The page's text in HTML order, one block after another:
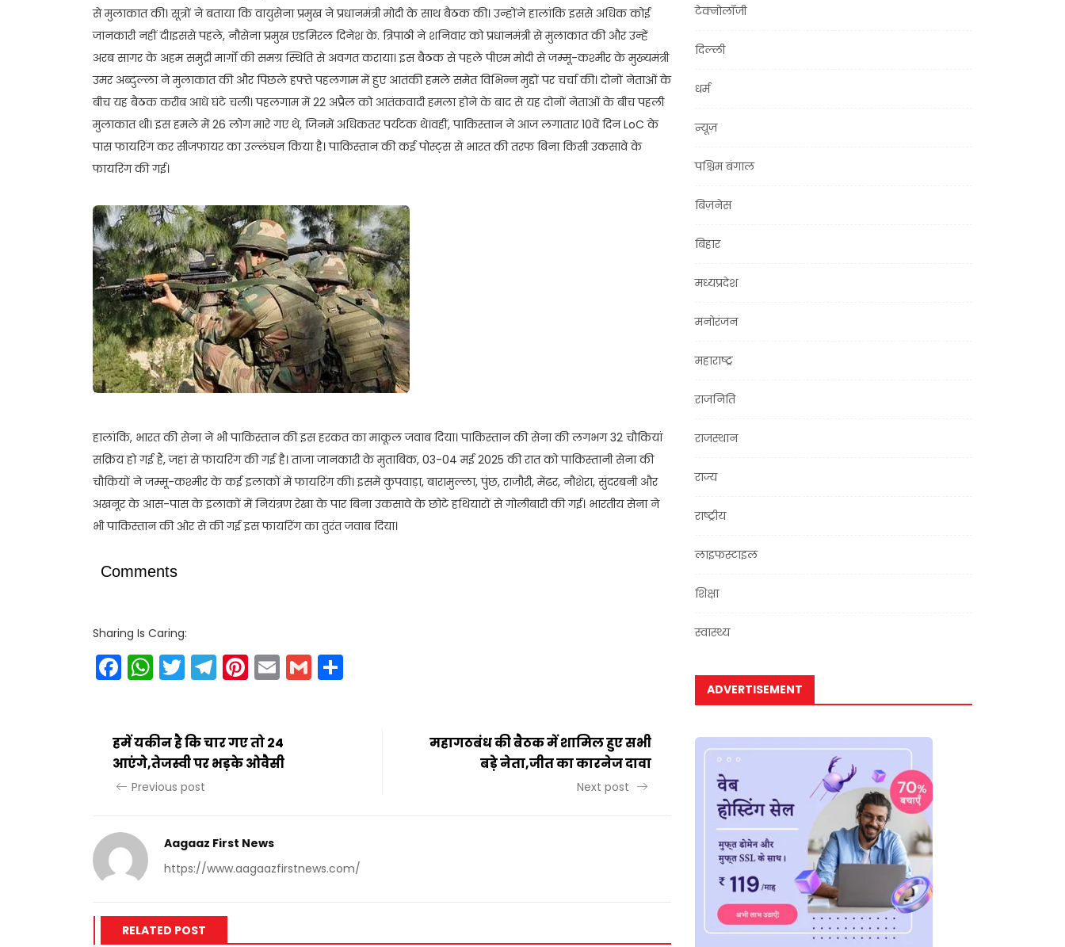
से मुलाकात की। सूत्रों ने बताया कि वायुसेना प्रमुख ने प्रधानमंत्री मोदी के साथ बैठक की। उन्होंने हालांकि इससे अधिक कोई
जानकारी नहीं दी।इससे पहले, नौसेना प्रमुख एडमिरल दिनेश के. त्रिपाठी ने शनिवार को प्रधानमंत्री से मुलाकात की और उन्हें
अरब सागर के अहम समुद्री मार्गों की समग्र स्थिति से अवगत कराया। इस बैठक से पहले पीएम मोदी से जम्मू-कश्मीर के मुख्यमंत्री
उमर अब्दुल्ला ने मुलाकात की और पिछले हफ्ते पहलगाम में हुए आतंकी हमले समेत विभिन्न मुद्दों पर चर्चा की। दोनों नेताओं के
बीच यह बैठक करीब आधे घंटे चली। पहलगाम में 22 अप्रैल को आतंकवादी हमला होने के बाद से यह दोनों नेताओं के बीच पहली
मुलाकात थी। इस हमले में 26 लोग मारे गए थे, जिनमें अधिकतर पर्यटक थे।वहीं, पाकिस्तान ने आज लगातार 10वें दिन LoC के
पास फायरिंग कर सीजफायर का उल्लंघन किया है। पाकिस्तान की कई पोस्ट्स से भारत की तरफ बिना किसी उकसावे के
फायरिंग की गई।
हालांकि, भारत की सेना ने भी पाकिस्तान की इस हरकत का माकूल जवाब दिया। पाकिस्तान की सेना की लगभग 32 चौकियां
सक्रिय हो गई हैं, जहां से फायरिंग की गई है। ताजा जानकारी के मुताबिक, 03-04 मई 2025 की रात को पाकिस्तानी सेना की
चौकियों ने जम्मू-कश्मीर के कई इलाकों में फायरिंग की। इसमें कुपवाड़ा, बारामुल्ला, पुंछ, राजौरी, मेंढर, नौशेरा, सुंदरबनी और
अखनूर के आस-पास के इलाकों में नियंत्रण रेखा के पार बिना उकसावे के छोटे हथियारों से गोलीबारी की गई। भारतीय सेना ने
भी पाकिस्तान की ओर से की गई इस फायरिंग का तुरंत जवाब दिया।
Comments
Sharing Is Caring:
Facebook
WhatsApp
Twitter
Telegram
Pinterest
EmailGmail
हमें यकीन है कि चार गए तो 24
आएंगे,तेजस्वी पर भड़के ओवैसी
Previous post
महागठबंध की बैठक में शामिल हुए सभी
बड़े नेता,जीत का कारनेज दावा
Next post
Aagaaz First News
https://www.aagaazfirstnews.com/
RELATED POST
टेक्नोलॉजी
दिल्ली
धर्म
न्यूज़
पश्चिम बंगाल
बिज़नेस
बिहार
मध्यप्रदेश
मनोरंजन
महाराष्ट्र
राजनिति
राजस्थान
राज्य
राष्ट्रीय
लाइफस्टाइल
शिक्षा
स्वास्थ्य
ADVERTISEMENT